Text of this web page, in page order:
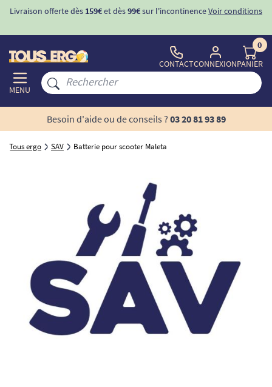
Livraison offerte dès 159€et dès99€sur l'incontinenceVoir conditions
MENU
CONTACTCONNEXION
0
PANIER
Besoin d'aide ou de conseils ? 03 20 81 93 89
Tous ergo SAV Batterie pour scooter Maleta